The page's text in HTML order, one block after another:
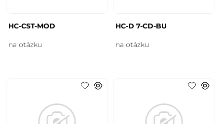
HC-CST-MOD
na otázku
HC-D 7-CD-BU
na otázku